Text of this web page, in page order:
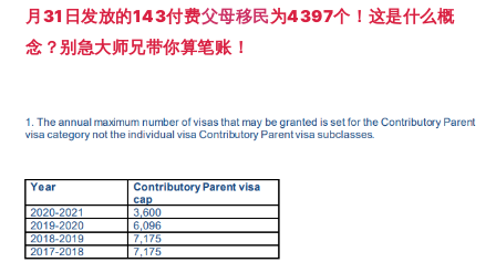
月31日发放的143付费父母移民为4397个！这是什么概
念？别急大师兄带你算笔账！